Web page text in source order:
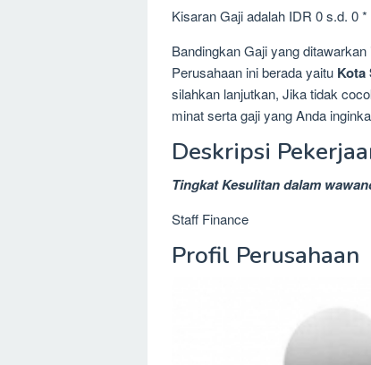
Kisaran Gaji adalah IDR 0 s.d. 0 *
Bandingkan Gaji yang
Perusahaan ini berada yaitu Kota
silahkan lanjutkan, Jika tidak
minat serta gaji yang Anda
Deskripsi
Tingkat Kesulitan dalam
Staff Finance
Profil Perusahaan